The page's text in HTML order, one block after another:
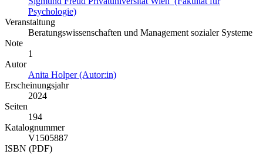
Psychologie)
Veranstaltung
Beratungswissenschaften und Management sozialer Systeme
Note
1
Autor
Anita Holper (Autor:in)
Erscheinungsjahr
2024
Seiten
194
Katalognummer
V1505887
ISBN (PDF)